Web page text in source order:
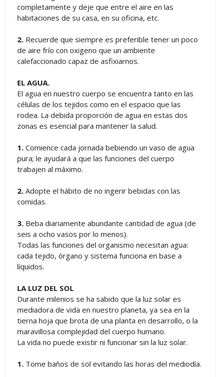
completamente y deje que entre el aire en las
habitaciones de su casa, en su oficina, etc.
2. Recuerde que siempre es preferible tener un poco
de aire frío con oxigeno que un ambiente
calefaccionado capaz de asfixiarnos.
EL AGUA.
El agua en nuestro cuerpo se encuentra tanto en las
células de los tejidos como en el espacio que las
rodea. La debida proporción de agua en estas dos
zonas es esencial para mantener la salud.
1. Comience cada jornada bebiendo un vaso de agua
pura; le ayudará a que las funciones del cuerpo
trabajen al máximo.
2. Adopte el hábito de no ingerir bebidas con las
comidas.
3. Beba diariamente abundante cantidad de agua (de
seis a ocho vasos por lo menos).
Todas las funciones del organismo necesitan agua:
cada tejido, órgano y sistema funciona en base a
líquidos.
LA LUZ DEL SOL
Durante milenios se ha sabido que la luz solar es
mediadora de vida en nuestro planeta, ya sea en la
tierna hoja que brota de una planta en desarrollo, o la
maravillosa complejidad del cuerpo humano.
La vida no puede existir ni funcionar sin la luz solar.
1. Tome baños de sol evitando las horas del mediodía.